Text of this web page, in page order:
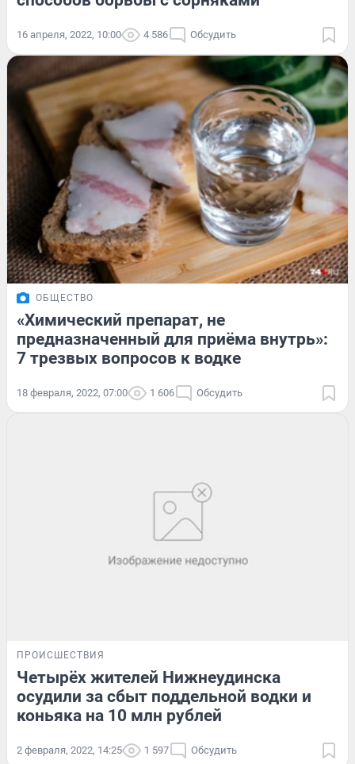
16 апреля, 2022, 10:00 4 586 Обсудить
ОБЩЕСТВО
«Химический препарат, не
предназначенный для приёма внутрь»:
7 трезвых вопросов к водке
18 февраля, 2022, 07:00 1 606 Обсудить
ПРОИСШЕСТВИЯ
Четырёх жителей Нижнеудинска
осудили за сбыт поддельной водки и
коньяка на 10 млн рублей
2 февраля, 2022, 14:25 1 597 Обсудить